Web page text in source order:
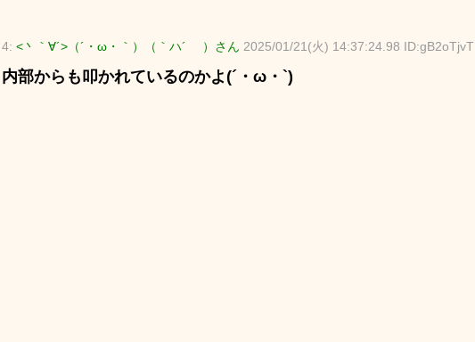
4: <丶｀∀´>（´・ω・｀）（｀ハ´ ）さん 2025/01/21(火) 14:37:24.98 ID:gB2oTjvT
内部からも叩かれているのかよ(´・ω・`)